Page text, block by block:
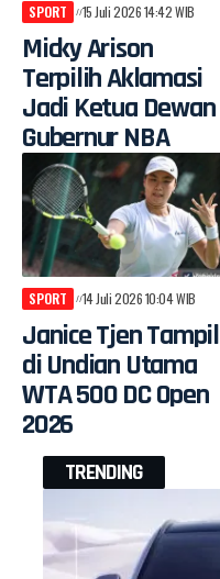
SPORT 15 Juli 2026 14:42 WIB
Micky Arison
Terpilih Aklamasi
Jadi Ketua Dewan
Gubernur NBA
SPORT 14 Juli 2026 10:04 WIB
Janice Tjen Tampil
di Undian Utama
WTA 500 DC Open
2026
TRENDING